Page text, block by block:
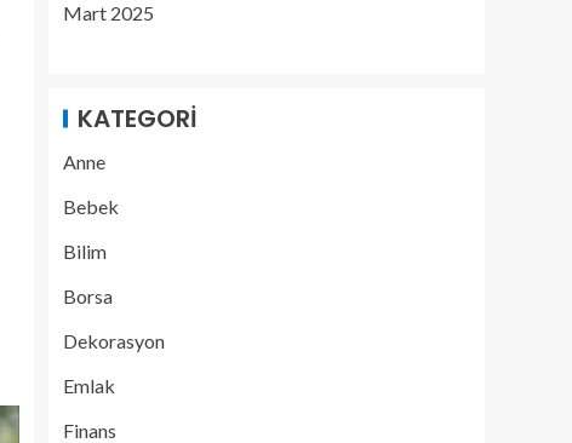
Mart 2025
KATEGORI
Anne
Bebek
Bilim
Borsa
Dekorasyon
Emlak
Finans